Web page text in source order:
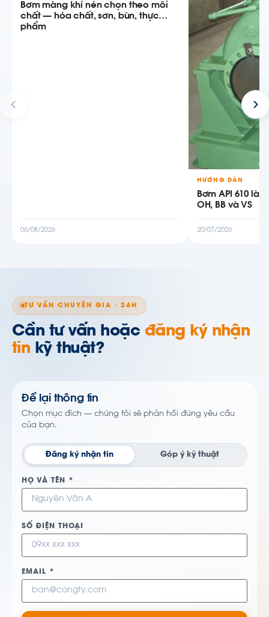
Bơm màng khí nén chọn theo môi
chất — hóa chất, sơn, bùn, thực
phẩm
06/08/2026
HƯỚNG DẪN
Bơm API 610 là
OH, BB và VS
20/07/2026
TƯ VẤN CHUYÊN GIA · 24H
Cần tư vấn hoặc đăng ký nhận
tin kỹ thuật?
Để lại thông tin
Chọn mục đích — chúng tôi sẽ phản hồi đúng yêu cầu
của bạn.
Đăng ký nhận tin Góp ý kỹ thuật
HỌ VÀ TÊN *
SỐ ĐIỆN THOẠI
EMAIL *